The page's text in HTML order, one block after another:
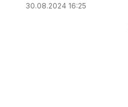
30.08.2024 16:25